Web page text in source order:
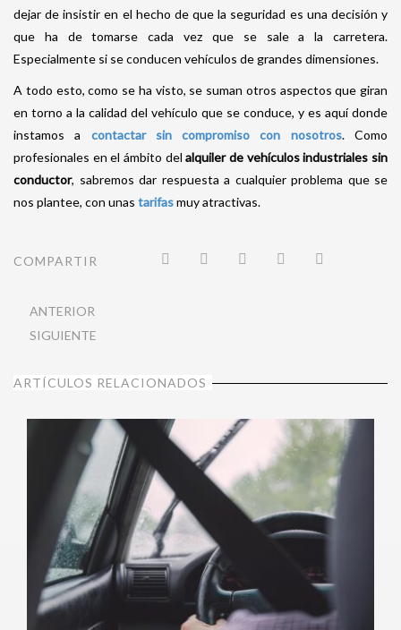
dejar de insistir en el hecho de que la seguridad es una decisión y
que ha de tomarse cada vez que se sale a la carretera.
Especialmente si se conducen vehículos de grandes dimensiones.
A todo esto, como se ha visto, se suman otros aspectos que giran
en torno a la calidad del vehículo que se conduce, y es aquí donde
instamos a contactar sin compromiso con nosotros. Como
profesionales en el ámbito delalquiler de vehículos industriales sin
conductor, sabremos dar respuesta a cualquier problema que se
nos plantee, con unas tarifasmuy atractivas.
COMPARTIR
ANTERIOR
SIGUIENTE
ARTÍCULOS RELACIONADOS